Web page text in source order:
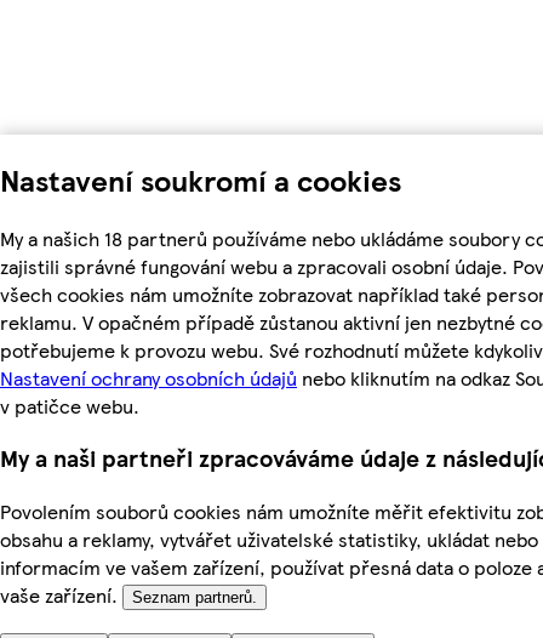
Nastavení soukromí a cookies
My a našich 18 partnerů používáme nebo ukládáme soubory
zajistili správné fungování webu a zpracovali osobní údaje.
všech cookies nám umožníte zobrazovat například také
reklamu. V opačném případě zůstanou aktivní jen nezbytné
potřebujeme k provozu webu. Své rozhodnutí můžete
Nastavení ochrany osobních údajů nebo kliknutím na odkaz
v patičce webu.
My a naši partneři zpracováváme údaje z
Povolením souborů cookies nám umožníte měřit efektivitu
obsahu a reklamy, vytvářet uživatelské statistiky, ukládat
informacím ve vašem zařízení, používat přesná data o poloze
vaše zařízení.
Seznam partnerů.